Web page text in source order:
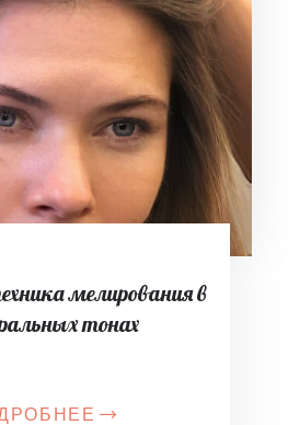
мелирования в
тонах